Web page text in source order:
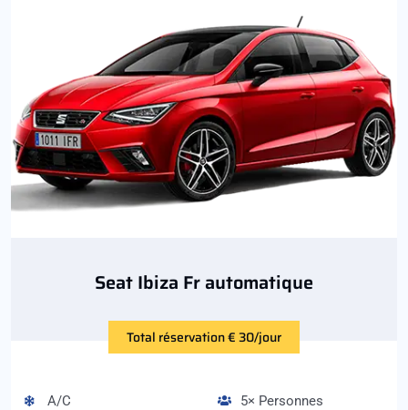
Seat Ibiza Fr automatique
Total réservation € 30/jour
A/C
5× Personnes